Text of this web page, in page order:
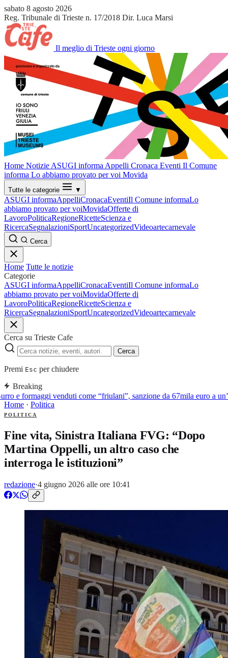
sabato 8 agosto 2026
Reg. Tribunale di Trieste n. 17/2018 Dir. Luca Marsi
Il meglio di Trieste ogni giorno
Home Notizie ASUGI informa Appelli Cronaca Eventi Il Comune
informa Lo abbiamo provato per voi Movida
Tutte le categorie ▼
ASUGI informaAppelliCronacaEventiIl Comune informaLo
abbiamo provato per voiMovidaOfferte di
LavoroPoliticaRegioneRicetteScienza e
RicercaSegnalazioniSportUncategorizedVideoartecarnevale
Cerca
Home Tutte le notizie
Categorie
ASUGI informaAppelliCronacaEventiIl Comune informaLo
abbiamo provato per voiMovidaOfferte di
LavoroPoliticaRegioneRicetteScienza e
RicercaSegnalazioniSportUncategorizedVideoartecarnevale
Cerca su Trieste Cafe
Cerca
Premi Esc per chiudere
Breaking
e formaggi venduti come “friulani”, sanzione da 67mila euro a
Home · Politica
POLITICA
Fine vita, Sinistra Italiana FVG: “Dopo
Martina Oppelli, un altro caso che
interroga le istituzioni”
redazione·4 giugno 2026 alle ore 10:41